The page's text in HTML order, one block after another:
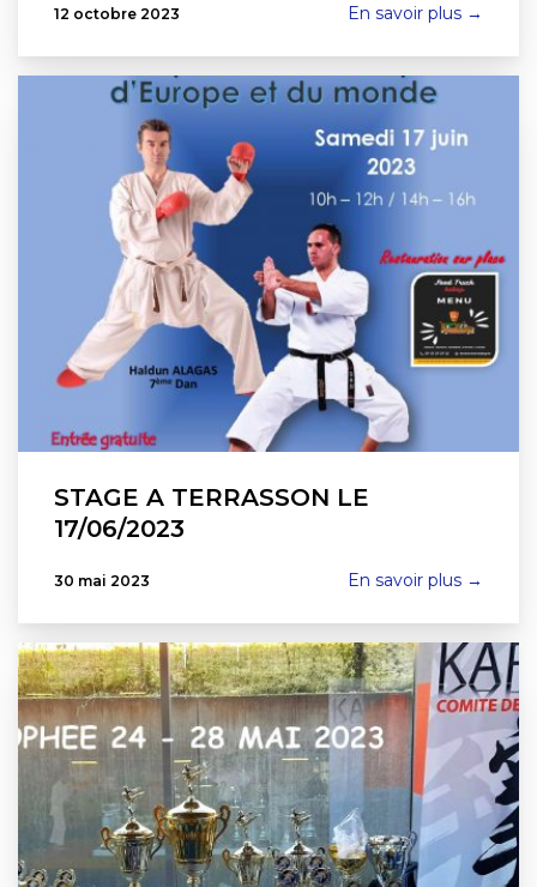
12 octobre 2023 En savoir plus →
STAGE A TERRASSON LE
17/06/2023
30 mai 2023 En savoir plus →